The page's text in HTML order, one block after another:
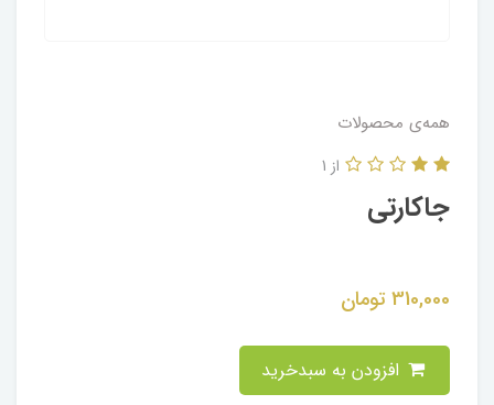
همه‌ی محصولات
جاکارتی
از 1
310,000 تومان